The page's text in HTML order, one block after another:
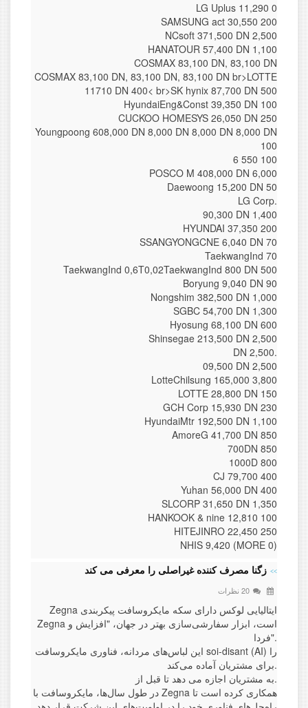
LG Uplus 11,290 0
SAMSUNG act 30,550 200
NCsoft 371,500 DN 2,500
HANATOUR 57,400 DN 1,100
COSMAX 83,100 DN, 83,100 DN
COSMAX 83,100 DN, 83,100 DN, 83,100 DN br>LOTTE
11710 DN 400< br>SK hynix 87,700 DN 500
HyundaiEng&Const 39,350 DN 100
CUCKOO HOMESYS 26,050 DN 250
Youngpoong 608,000 DN 8,000 DN 8,000 DN 8,000 DN
100
6 550 100
POSCO M 408,000 DN 6,000
Daewoong 15,200 DN 50
LG Corp.
90,300 DN 1,400
HYUNDAI 37,350 200
SSANGYONGCNE 6,040 DN 70
TaekwangInd 70
TaekwangInd 0,6T0,02TaekwangInd 800 DN 500
Boryung 9,040 DN 90
Nongshim 382,500 DN 1,000
SGBC 54,700 DN 1,300
Hyosung 68,100 DN 600
Shinsegae 213,500 DN 2,500
DN 2,500.
09,500 DN 2,500
LotteChilsung 165,000 3,800
LOTTE 28,800 DN 150
GCH Corp 15,930 DN 230
HyundaiMtr 192,500 DN 1,100
AmoreG 41,700 DN 850
700DN 850
1000D 800
CJ 79,700 400
Yuhan 56,000 DN 400
SLCORP 31,650 DN 1,350
HANKOOK & nine 12,810 100
HITEJINRO 22,450 250
NHIS 9,420 (MORE 0)
زگنا مصرف کننده غیراصلی را معرفی می کند
20 نظرات
Zegna ایتالیایی لوکس دارای سکه مایکروسافت پیکربندی
Zegna است، ابزار سفارشی‌سازی بهتر در جهان، "افزایش و
فردا".
این لباس‌های مردانه، فناوری مایکروسافت soi-disant (AI) را
برای مشتریان آماده می‌کند.
به مشتریان اجازه می دهد تا قبل از.
در طول سال‌ها، مایکروسافت با Zegna همکاری کرده است تا